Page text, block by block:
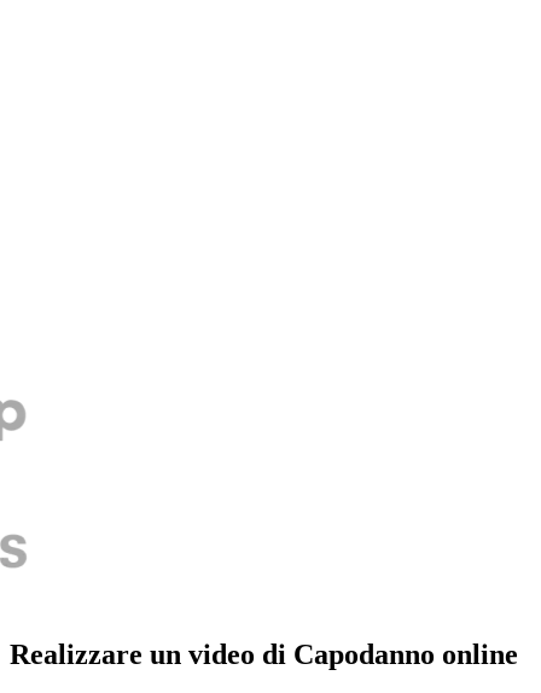
Realizzare un video di Capodanno online